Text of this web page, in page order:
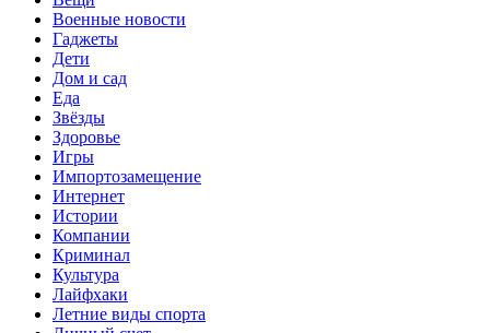
Военные новости
Гаджеты
Дети
Дом и сад
Еда
Звёзды
Здоровье
Игры
Импортозамещение
Интернет
Истории
Компании
Криминал
Культура
Лайфхаки
Летние виды спорта